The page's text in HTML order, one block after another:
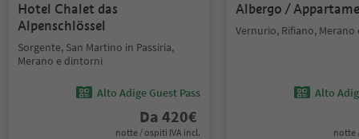
Hotel Chalet das
Alpenschlössel
Sorgente, San Martino in Passiria,
Merano e dintorni
Alto Adige Guest Pass
Da 420€
notte / ospiti IVA incl.
Albergo /
Vernurio, Rifiano,
Alto
notte